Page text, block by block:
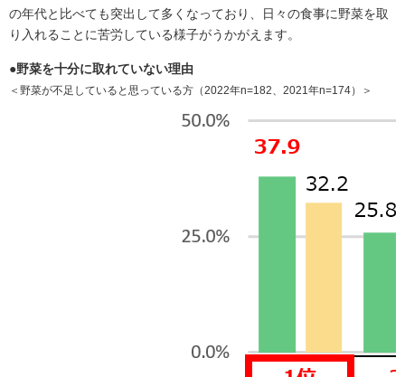
の年代と比べても突出して多くなっており、日々の食事に野菜を取
り入れることに苦労している様子がうかがえます。
●野菜を十分に取れていない理由
＜野菜が不足していると思っている方（2022年n=182、2021年n=174）＞